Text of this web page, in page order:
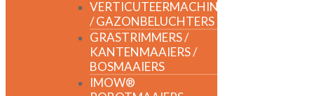
VERTICUTEERMACHINES
/ GAZONBELUCHTERS
GRASTRIMMERS /
KANTENMAAIERS /
BOSMAAIERS
IMOW®